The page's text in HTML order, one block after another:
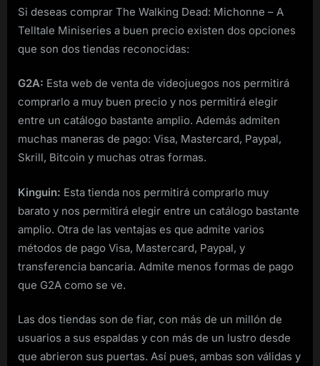
Si deseas comprar The Walking Dead: Michonne – A
Telltale Miniseries a buen precio existen dos opciones
que son dos tiendas reconocidas:
G2A: Esta web de venta de videojuegos nos permitirá
comprarlo a muy buen precio y nos permitirá elegir
entre un catálogo bastante amplio. Además admiten
muchas maneras de pago: Visa, Mastercard, Paypal,
Skrill, Bitcoin y muchas otras formas.
Kinguin: Esta tienda nos permitirá comprarlo muy
barato y nos permitirá elegir entre un catálogo bastante
amplio. Otra de las ventajas es que admite varios
métodos de pago Visa, Mastercard, Paypal, y
transferencia bancaria. Admite menos formas de pago
que G2A como se ve.
Las dos tiendas son de fiar, con más de un millón de
usuarios a sus espaldas y con más de un lustro desde
que abrieron sus puertas. Así pues, ambas son válidas y